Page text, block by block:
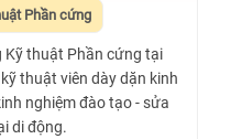
Phần cứng
Kỹ thuật Phần cứng tại
thuật viên dày dặn kinh
nghiệm đào tạo - sửa
di động.